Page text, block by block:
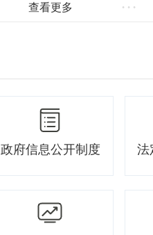
查看更多
政府信息公开制度 法